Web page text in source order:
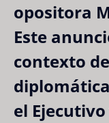
opositora
Este
contexto
el